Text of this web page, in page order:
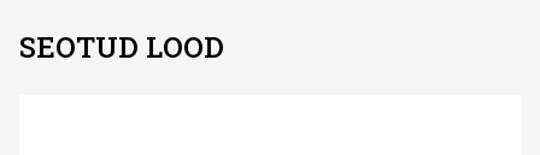
SEOTUD LOOD